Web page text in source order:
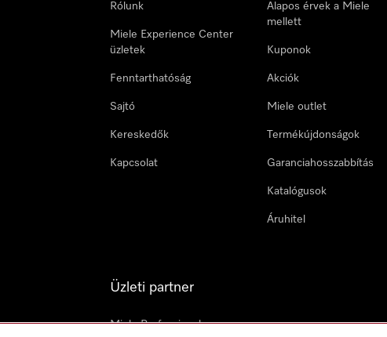
Rólunk
Miele Experience Center
üzletek
Fenntarthatóság
Sajtó
Kereskedők
Kapcsolat
Alapos érvek a Miele
mellett
Kuponok
Akciók
Miele outlet
Termékújdonságok
Garanciahosszabbítás
Katalógusok
Áruhitel
Üzleti partner
Miele Professional